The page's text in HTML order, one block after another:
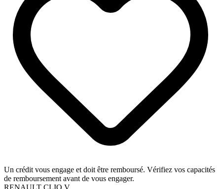
Un crédit vous engage et doit être remboursé. Vérifiez vos capacités
de remboursement avant de vous engager.
RENAULT CLIO V